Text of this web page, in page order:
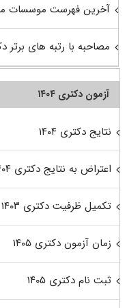
آخرین فهرست موسسات
مصاحبه با رتبه های برتر
آزمون دکتری ۱۴۰۴
نتایج دکتری ۱۴۰۴
اعتراض به نتایج دکتری ۱۴۰۴
تکمیل ظرفیت دکتری ۱۴۰۳
زمان آزمون دکتری ۱۴۰۵
ثبت نام دکتری ۱۴۰۵